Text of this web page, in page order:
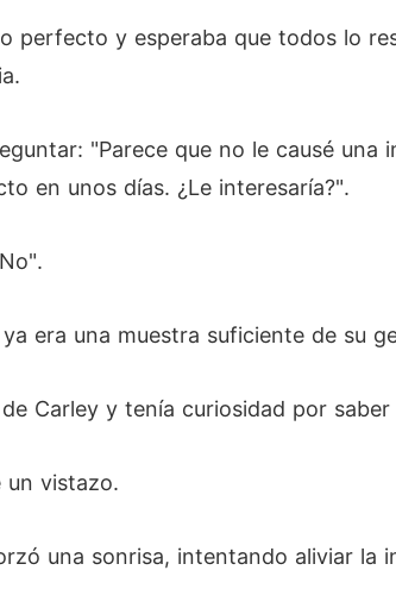
perfecto y esperaba que todos lo
"Parece que no le causé una
en unos días. ¿Le interesaría?".
era una muestra suficiente de su
Carley y tenía curiosidad por
un vistazo.
una sonrisa, intentando aliviar la